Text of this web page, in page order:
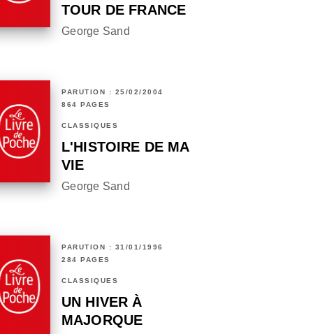
TOUR DE FRANCE
George Sand
PARUTION : 25/02/2004
864 PAGES
CLASSIQUES
L'HISTOIRE DE MA
VIE
George Sand
PARUTION : 31/01/1996
284 PAGES
CLASSIQUES
UN HIVER À
MAJORQUE